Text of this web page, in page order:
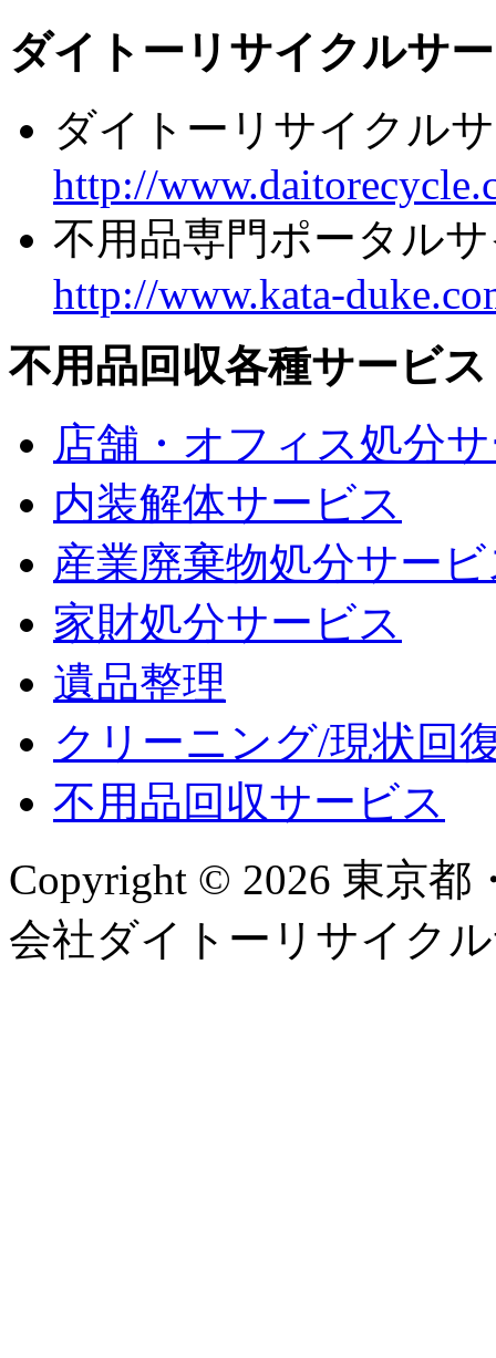
ダイトーリサイクルサ
ダイトーリサイクル
http://
不用品専門ポータル
http://www.kata-
不用品回収各種サービス
店舗・オフィス処分
内装解体サービス
産業廃棄物処分サー
家財処分サービス
遺品整理
クリーニング/現状回
不用品回収サービス
Copyright © 2026 東京都
会社ダイトーリサイク